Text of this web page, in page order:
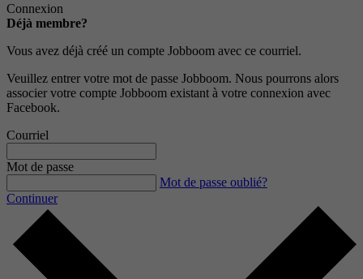
Connexion
Déjà membre?
Vous avez déjà créé un compte Jobboom avec ce courriel.
Veuillez entrer votre mot de passe Jobboom. Nous pourrons alors
associer votre compte Jobboom existant à votre connexion avec
Facebook.
Courriel
Mot de passe
Mot de passe oublié?
Continuer